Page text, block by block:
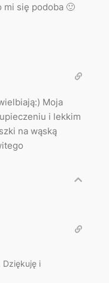
mi się podoba 🙂
Moja
i lekkim
na wąską
Dziękuję i